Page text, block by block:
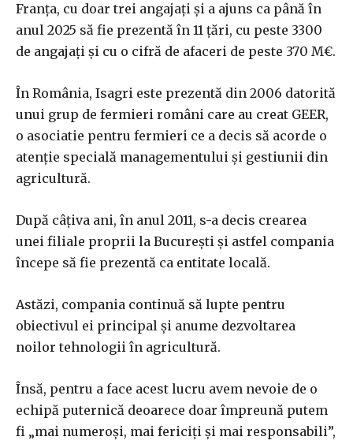
Franța, cu doar trei angajați și a ajuns ca până în
anul 2025 să fie prezentă în 11 țări, cu peste 3300
de angajați și cu o cifră de afaceri de peste 370 M€.
În România, Isagri este prezentă din 2006 datorită
unui grup de fermieri români care au creat GEER,
o asociatie pentru fermieri ce a decis să acorde o
atenție specială managementului și gestiunii din
agricultură.
După câțiva ani, în anul 2011, s-a decis crearea
unei filiale proprii la București și astfel compania
începe să fie prezentă ca entitate locală.
Astăzi, compania continuă să lupte pentru
obiectivul ei principal și anume dezvoltarea
noilor tehnologii în agricultură.
Însă, pentru a face acest lucru avem nevoie de o
echipă puternică deoarece doar împreună putem
fi „mai numeroși, mai fericiți și mai responsabili”,